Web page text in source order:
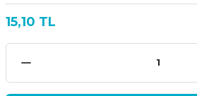
15,10 TL